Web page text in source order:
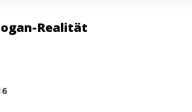
Realität